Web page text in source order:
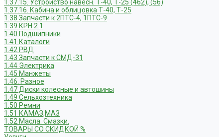
1.37.15. Устройство навесн. Т-40, Т-25 (462), (56)
1.37.16. Кабина и облицовка Т-40, Т-25
1.38 Запчасти к 2ПТС-4, 1ПТС-9
1.39 КРН 2.1
1.40 Подшипники
1.41 Каталоги
1.42 РВД
1.43 Запчасти к СМД-31
1.44 Электрика
1.45 Манжеты
1.46. Разное
1.47 Диски колесные и автошины
1.49 Сельхозтехника
1.50 Ремни
1.51 КАМАЗ,МАЗ
1.52 Масла. Смазки.
ТОВАРЫ СО СКИДКОЙ %